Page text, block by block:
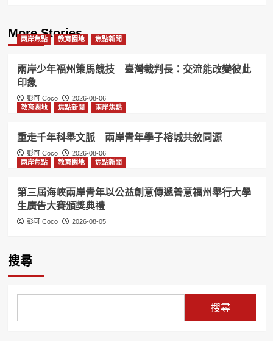
More Stories
兩岸焦點 教育園地 焦點新聞
兩岸少年福州策馬競技 臺灣裁判長：交流能改變彼此
印象
彭可 Coco
2026-08-06
教育園地
焦點新聞 兩岸焦點
重走千年科舉文脈 兩岸青年學子榕城共敘同源
彭可 Coco
2026-08-06
兩岸焦點
教育園地 焦點新聞
第三屆海峽兩岸青年以公益創意傳遞善意福州舉行大學
生廣告大賽頒獎典禮
彭可 Coco 2026-08-05
搜尋
搜尋